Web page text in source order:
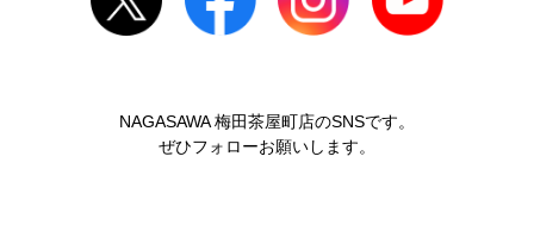
NAGASAWA 梅田茶屋町店のSNSです。
ぜひフォローお願いします。